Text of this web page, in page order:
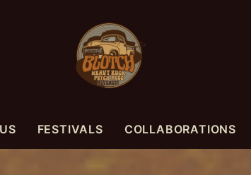
FESTIVALS COLLABORATIONS